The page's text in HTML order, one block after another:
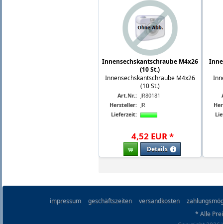
Innensechskantschraube M4x26
(10 St.)
Innensechskantschraube M4x26
(10 St.)
Art.Nr.: JR80181
Hersteller: JR
Lieferzeit:
4,52 EUR*
Details
impressum geschäftszeiten versandkosten
* Alle